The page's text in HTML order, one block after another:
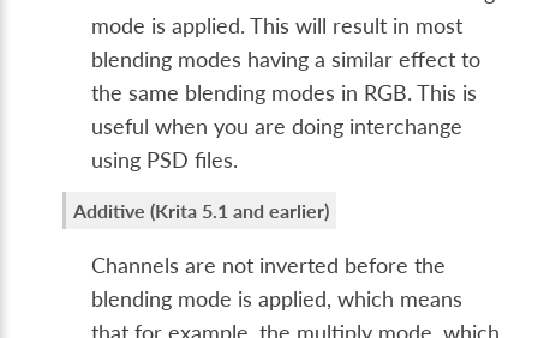
mode is applied. This will result in most
blending modes having a similar effect to
the same blending modes in RGB. This is
useful when you are doing interchange
using PSD files.
Additive (Krita 5.1 and earlier)
Channels are not inverted before the
blending mode is applied, which means